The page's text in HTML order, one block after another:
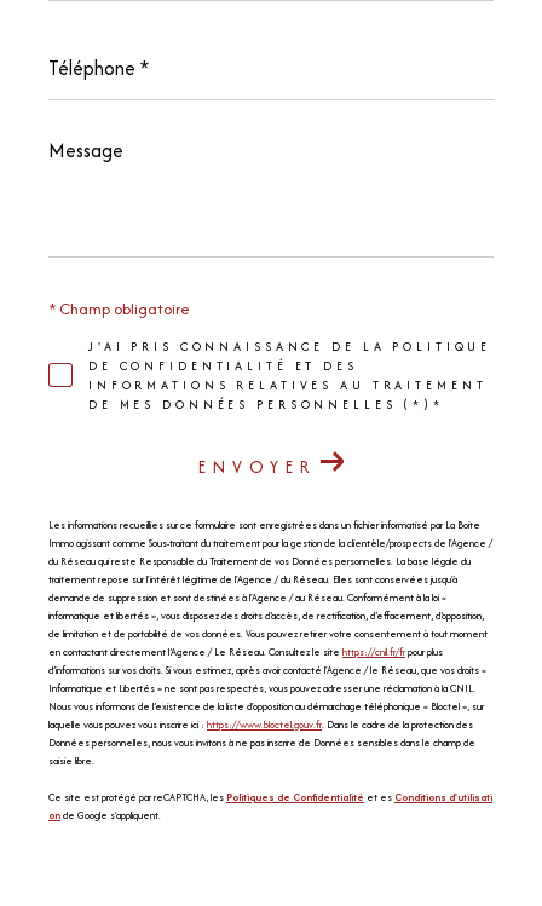
*
Message
*
J'AI PRIS CONNAISSANCE DE LA POLITIQUE
DE CONFIDENTIALITÉ ET DES
INFORMATIONS RELATIVES AU TRAITEMENT
DE MES DONNÉES PERSONNELLES (*)*
* Champ obligatoire
ENVOYER
Les informations recueillies sur ce formulaire sont enregistrées dans un fichier informatisé par La Boite
Immo agissant comme Sous-traitant du traitement pour la gestion de la clientèle/prospects de l'Agence /
du Réseau qui reste Responsable du Traitement de vos Données personnelles. La base légale du
traitement repose sur l'intérêt légitime de l'Agence / du Réseau. Elles sont conservées jusqu'à
demande de suppression et sont destinées à l'Agence / au Réseau. Conformément à la loi «
informatique et libertés », vous disposez des droits d’accès, de rectification, d’effacement, d’opposition,
de limitation et de portabilité de vos données. Vous pouvez retirer votre consentement à tout moment
en contactant directement l’Agence / Le Réseau. Consultez le site https://cnil.fr/frpour plus
d’informations sur vos droits. Si vous estimez, après avoir contacté l'Agence / le Réseau, que vos droits «
Informatique et Libertés » ne sont pas respectés, vous pouvez adresser une réclamation à la CNIL.
Nous vous informons de l’existence de la liste d'opposition au démarchage téléphonique « Bloctel », sur
laquelle vous pouvez vous inscrire ici : https://www.bloctel.gouv.fr. Dans le cadre de la protection des
Données personnelles, nous vous invitons à ne pas inscrire de Données sensibles dans le champ de
saisie libre.
Ce site est protégé par reCAPTCHA, les Politiques de Confidentialité et es Conditions d'utilisati
onde Google s'appliquent.